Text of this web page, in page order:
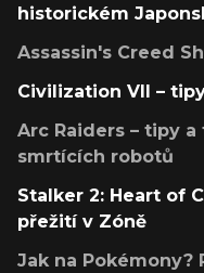
historickém
Assassin's Creed
Civilization VII –
Arc Raiders – tipy
smrtících robotů
Stalker 2: Heart of
přežití v Zóně
Jak na Pokémony?